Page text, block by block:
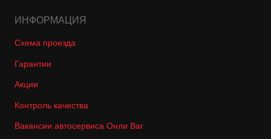
ИНФОРМАЦИЯ
Схема проезда
Гарантии
Акции
Контроль качества
Вакансии автосервиса Онли Ваг